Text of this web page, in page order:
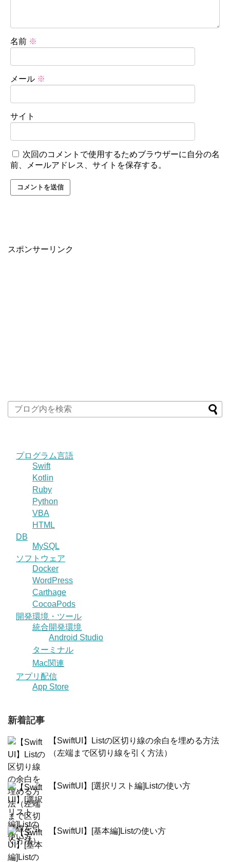
名前 ※
メール ※
サイト
次回のコメントで使用するためブラウザーに自分の名
前、メールアドレス、サイトを保存する。
スポンサーリンク
プログラム言語
Swift
Kotlin
Ruby
Python
VBA
HTML
DB
MySQL
ソフトウェア
Docker
WordPress
Carthage
CocoaPods
開発環境・ツール
統合開発環境
Android Studio
ターミナル
Mac関連
アプリ配信
App Store
新着記事
【SwiftUI】Listの区切り線の余白を埋める方法
（左端まで区切り線を引く方法）
【SwiftUI】[選択リスト編]Listの使い方
【SwiftUI】[基本編]Listの使い方